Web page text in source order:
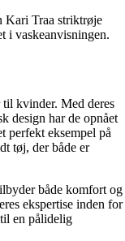
Kari Traa striktrøje
i vaskeanvisningen.
kvinder. Med deres
design har de opnået
perfekt eksempel på
tøj, der både er
både komfort og
ekspertise inden for
en pålidelig